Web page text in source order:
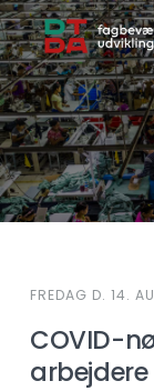
FREDAG D. 14.
COVID-